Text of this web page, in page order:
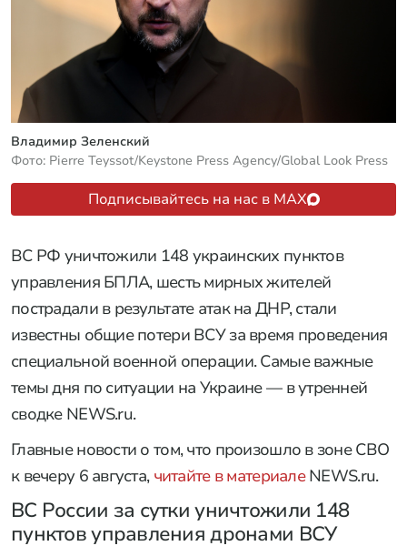
Владимир Зеленский
Фото: Pierre Teyssot/Keystone Press Agency/Global Look Press
Подписывайтесь на нас в MAX
ВС РФ уничтожили 148 украинских пунктов
управления БПЛА, шесть мирных жителей
пострадали в результате атак на ДНР, стали
известны общие потери ВСУ за время проведения
специальной военной операции. Самые важные
темы дня по ситуации на Украине — в утренней
сводке NEWS.ru.
Главные новости о том, что произошло в зоне СВО
к вечеру 6 августа, читайте в материалеNEWS.ru.
ВС России за сутки уничтожили 148
пунктов управления дронами ВСУ